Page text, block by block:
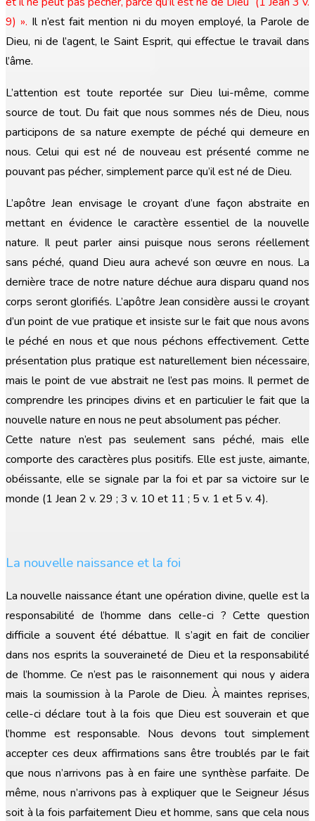
9) ». Il n’est fait mention ni du moyen employé, la Parole de
Dieu, ni de l’agent, le Saint Esprit, qui effectue le travail dans
l’âme.
L’attention est toute reportée sur Dieu lui-même, comme
source de tout. Du fait que nous sommes nés de Dieu, nous
participons de sa nature exempte de péché qui demeure en
nous. Celui qui est né de nouveau est présenté comme ne
pouvant pas pécher, simplement parce qu’il est né de Dieu.
L’apôtre Jean envisage le croyant d’une façon abstraite en
mettant en évidence le caractère essentiel de la nouvelle
nature. Il peut parler ainsi puisque nous serons réellement
sans péché, quand Dieu aura achevé son œuvre en nous. La
dernière trace de notre nature déchue aura disparu quand nos
corps seront glorifiés. L’apôtre Jean considère aussi le croyant
d’un point de vue pratique et insiste sur le fait que nous avons
le péché en nous et que nous péchons effectivement. Cette
présentation plus pratique est naturellement bien nécessaire,
mais le point de vue abstrait ne l’est pas moins. Il permet de
comprendre les principes divins et en particulier le fait que la
nouvelle nature en nous ne peut absolument pas pécher.
Cette nature n’est pas seulement sans péché, mais elle
comporte des caractères plus positifs. Elle est juste, aimante,
obéissante, elle se signale par la foi et par sa victoire sur le
monde (1 Jean 2 v. 29 ; 3 v. 10 et 11 ; 5 v. 1 et 5 v. 4).
La nouvelle naissance et la foi
La nouvelle naissance étant une opération divine, quelle est la
responsabilité de l’homme dans celle-ci ? Cette question
difficile a souvent été débattue. Il s’agit en fait de concilier
dans nos esprits la souveraineté de Dieu et la responsabilité
de l’homme. Ce n’est pas le raisonnement qui nous y aidera
mais la soumission à la Parole de Dieu. À maintes reprises,
celle-ci déclare tout à la fois que Dieu est souverain et que
l’homme est responsable. Nous devons tout simplement
accepter ces deux affirmations sans être troublés par le fait
que nous n’arrivons pas à en faire une synthèse parfaite. De
même, nous n’arrivons pas à expliquer que le Seigneur Jésus
soit à la fois parfaitement Dieu et homme, sans que cela nous